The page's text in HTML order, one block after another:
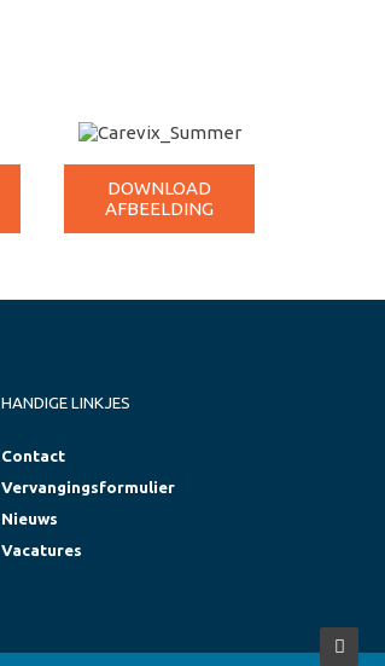
DOWNLOAD
AFBEELDING
HANDIGE LINKJES
Contact
Vervangingsformulier
Nieuws
Vacatures